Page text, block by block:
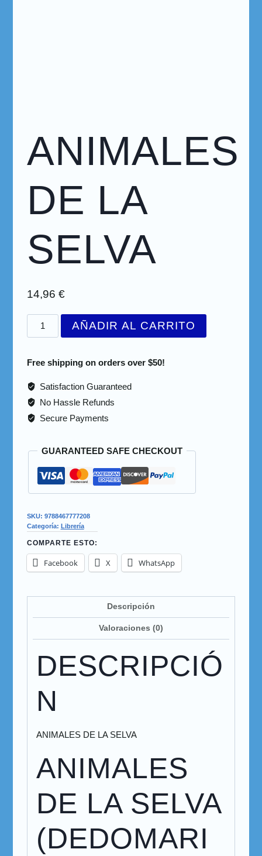
ANIMALES
DE LA
SELVA
14,96 €
AÑADIR AL CARRITO
Free shipping on orders over $50!
Satisfaction Guaranteed
No Hassle Refunds
Secure Payments
GUARANTEED SAFE CHECKOUT
SKU: 9788467777208
Categoría: Librería
COMPARTE ESTO:
Facebook X WhatsApp
Descripción
Valoraciones (0)
DESCRIPCIÓ
N
ANIMALES DE LA SELVA
ANIMALES
DE LA SELVA
(DEDOMARI